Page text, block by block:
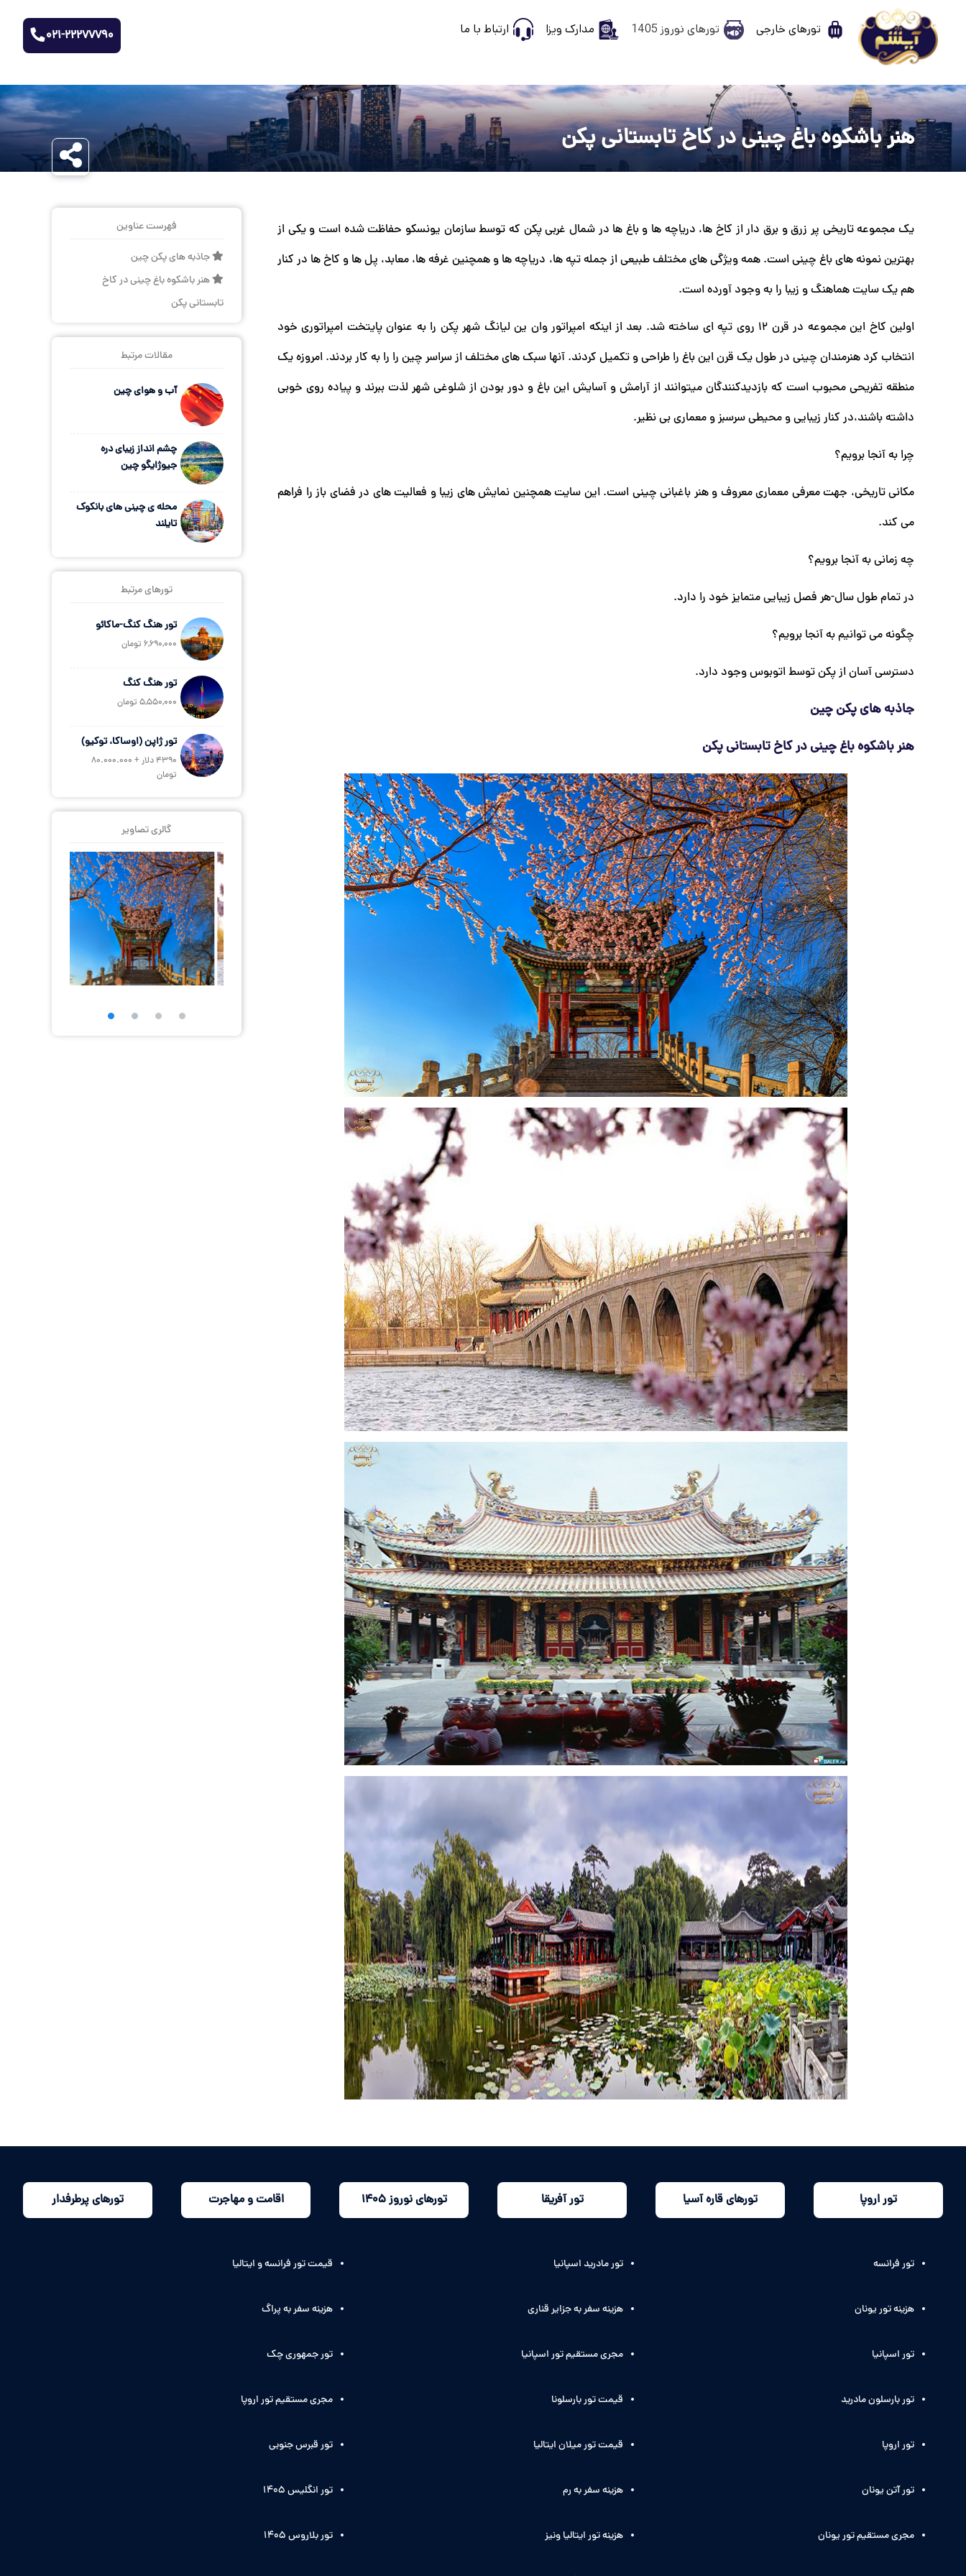
تورهای خارجی تورهای نوروز 1405 مدارک ویزا ارتباط با ما 021-22277790
هنر باشکوه باغ چینی در کاخ تابستانی پکن
یک مجموعه تاریخی پر زرق و برق دار از کاخ ها، دریاچه ها و باغ ها در شمال غربی پکن که توسط سازمان یونسکو حفاظت شده است و یکی از
بهترین نمونه های باغ چینی است. همه ویژگی های مختلف طبیعی از جمله تپه ها، دریاچه ها و همچنین غرفه ها، معابد، پل ها و کاخ ها در کنار
هم یک سایت هماهنگ و زیبا را به وجود آورده است.
اولین کاخ این مجموعه در قرن 12 روی تپه ای ساخته شد. بعد از اینکه امپراتور وان ین لیانگ شهر پکن را به عنوان پایتخت امپراتوری خود
انتخاب کرد هنرمندان چینی در طول یک قرن این باغ را طراحی و تکمیل کردند. آنها سبک های مختلف از سراسر چین را را به کار بردند. امروزه یک
منطقه تفریحی محبوب است که بازدیدکنندگان میتوانند از آرامش و آسایش این باغ و دور بودن از شلوغی شهر لذت ببرند و پیاده روی خوبی
داشته باشند،در کنار زیبایی و محیطی سرسبز و معماری بی نظیر.
چرا به آنجا برویم؟
مکانی تاریخی، جهت معرفی معماری معروف و هنر باغبانی چینی است. این سایت همچنین نمایش های زیبا و فعالیت های در فضای باز را فراهم
می کند.
چه زمانی به آنجا برویم؟
در تمام طول سال-هر فصل زیبایی متمایز خود را دارد.
چگونه می توانیم به آنجا برویم؟
دسترسی آسان از پکن توسط اتوبوس وجود دارد.
جاذبه های پکن چین
هنر باشکوه باغ چینی در کاخ تابستانی پکن
فهرست عناوین
جاذبه های پکن چین
هنر باشکوه باغ چینی در کاخ
تابستانی پکن
مقالات مرتبط
آب و هوای چین
چشم انداز زیبای دره
جیوژایگو چین
محله ی چینی های بانکوک
تایلند
تورهای مرتبط
تور هنگ کنگ-ماکائو
6,690,000 تومان
تور هنگ کنگ
5,550,000 تومان
تور ژاپن (اوساکا، توکیو)
4390 دلار + 80.000.000
تومان
گالری تصاویر
تور اروپا تورهای قاره آسیا تور آفریقا تورهای نوروز 1405 اقامت و مهاجرت تورهای پرطرفدار
تور فرانسه
هزینه تور یونان
تور اسپانیا
تور بارسلون مادرید
تور اروپا
تور آتن یونان
مجری مستقیم تور یونان
تور مادرید اسپانیا
هزینه سفر به جزایر قناری
مجری مستقیم تور اسپانیا
قیمت تور بارسلونا
قیمت تور میلان ایتالیا
هزینه سفر به رم
هزینه تور ایتالیا ونیز
قیمت تور فرانسه و ایتالیا
هزینه سفر به پراگ
تور جمهوری چک
مجری مستقیم تور اروپا
تور قبرس جنوبی
تور انگلیس ۱۴۰5
تور بلاروس 1405